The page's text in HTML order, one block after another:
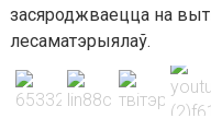
засяроджваецца на
лесаматэрыялаў.